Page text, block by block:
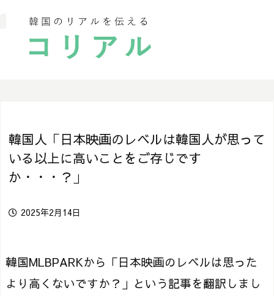
韓国人「日本映画のレベルは韓国人が思って
いる以上に高いことをご存じです
か・・・？」
2025年2月14日
韓国MLBPARKから「日本映画のレベルは思った
より高くないですか？」という記事を翻訳しまし